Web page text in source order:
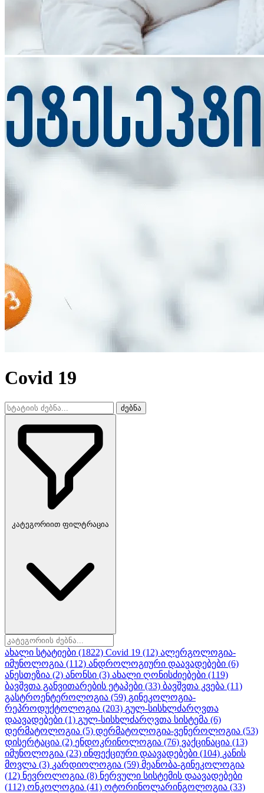
Covid 19
ძებნა
კატეგორიით ფილტრაცია
ახალი სტატიები (1822) Covid 19 (12) ალერგოლოგია-
იმუნოლოგია (112) ანდროლოგიური დაავადებები (6)
ანესთეზია (2) ანონსი (3) ახალი ღონისძიებები (119)
ბავშვთა განვითარების ეტაპები (33) ბავშვთა კვება (11)
გასტროენტეროლოგია (59) გინეკოლოგია-
რეპროდუქტოლოგია (203) გულ-სისხლძარღვთა
დაავადებები (1) გულ-სისხლძარღვთა სისტემა (6)
დერმატოლოგია (5) დერმატოლოგია-ვენეროლოგია (53)
დისერტაცია (2) ენდოკრინოლოგია (76) ვაქცინაცია (13)
იმუნოლოგია (23) ინფექციური დაავადებები (104) კანის
მოვლა (3) კარდიოლოგია (59) მეანობა-გინეკოლოგია
(12) ნევროლოგია (8) ნერვული სისტემის დაავადებები
(112) ონკოლოგია (41) ოტორინოლარინგოლოგია (33)